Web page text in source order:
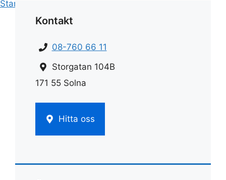
Start
Kontakt
08-760 66 11
Storgatan 104B
171 55 Solna
Hitta oss